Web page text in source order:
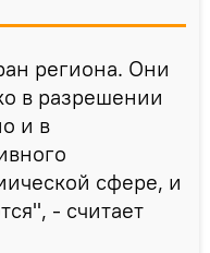
региона. Они
в разрешении
и в
сфере, и
- считает